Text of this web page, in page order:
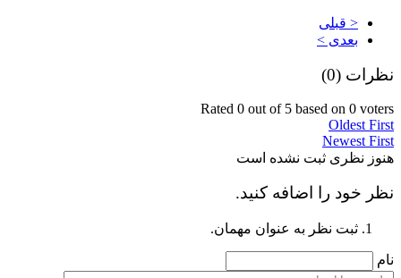
< قبلی
بعدی >
نظرات (0
)
Rated 0 out of 5 based on 0 voters
Oldest First
Newest First
هنوز نظری ثبت نشده است
نظر خود را اضافه کنید.
ثبت نظر به عنوان مهمان.
نام